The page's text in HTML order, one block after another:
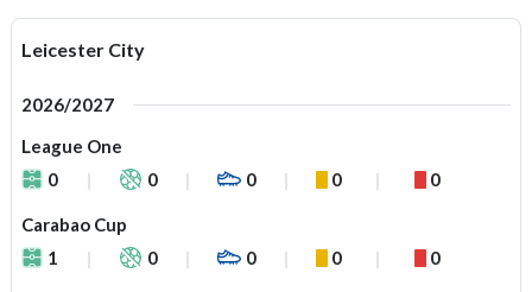
Leicester City
2026/2027
League One
0
0 0 0 0
Carabao Cup
1
0 0 0 0